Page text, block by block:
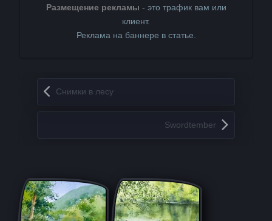
Размещение рекламы - это трафик вам или
клиент.
Реклама на баннере в статье.
Запись навигация
Снимки в лесу
Swordtember